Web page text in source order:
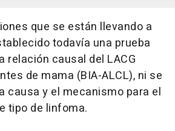
que se están llevando a
todavía una prueba
relación causal del LACG
de mama (BIA-ALCL), ni se
causa y el mecanismo para el
tipo de linfoma.